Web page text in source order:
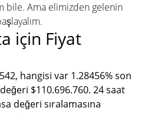
bile. Ama elimizden gelenin
için Fiyat
hangisi var 1.28456% son
$110.696.760. 24 saat
değeri sıralamasına